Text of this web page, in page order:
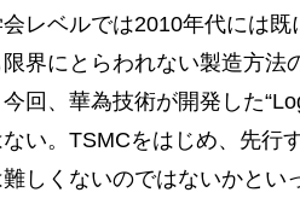
レベルでは2010年代には
界にとらわれない製造方
回、華為技術が開発した
い。TSMCをはじめ、先行
しくないのではないかとい